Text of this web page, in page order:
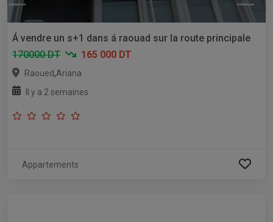
Á vendre un s+1 dans á raouad sur la route principale
170000 DT
165 000 DT
Raoued,Ariana
Il y a 2 semaines
Appartements